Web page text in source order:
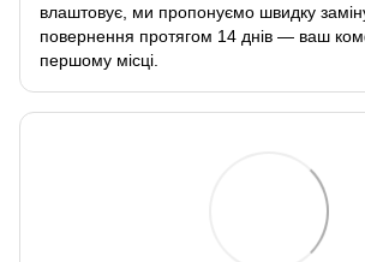
влаштовує, ми пропонуємо швидку
повернення протягом 14 днів — ваш
першому місці.